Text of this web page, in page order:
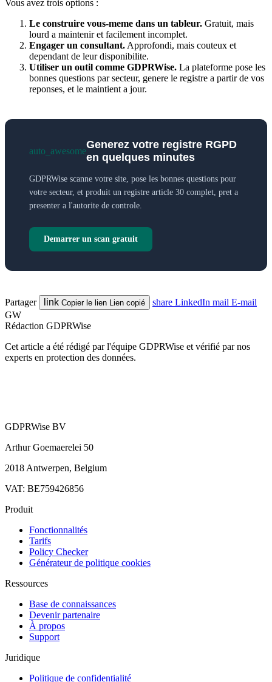
Vous avez trois options :
Le construire vous-meme dans un tableur. Gratuit, mais
lourd a maintenir et facilement incomplet.
Engager un consultant. Approfondi, mais couteux et
dependant de leur disponibilite.
Utiliser un outil comme GDPRWise. La plateforme pose les
bonnes questions par secteur, genere le registre a partir de vos
reponses, et le maintient a jour.
auto_awesome
Generez votre registre RGPD
en quelques minutes
GDPRWise scanne votre site, pose les bonnes questions pour
votre secteur, et produit un registre article 30 complet, pret a
presenter a l'autorite de controle.
Demarrer un scan gratuit
Partager link Copier le lien Lien copié share LinkedIn mail E-mail
GW
Rédaction GDPRWise
Cet article a été rédigé par l'équipe GDPRWise et vérifié par nos
experts en protection des données.
GDPRWise BV
Arthur Goemaerelei 50
2018 Antwerpen, Belgium
VAT: BE759426856
Produit
Fonctionnalités
Tarifs
Policy Checker
Générateur de politique cookies
Ressources
Base de connaissances
Devenir partenaire
À propos
Support
Juridique
Politique de confidentialité